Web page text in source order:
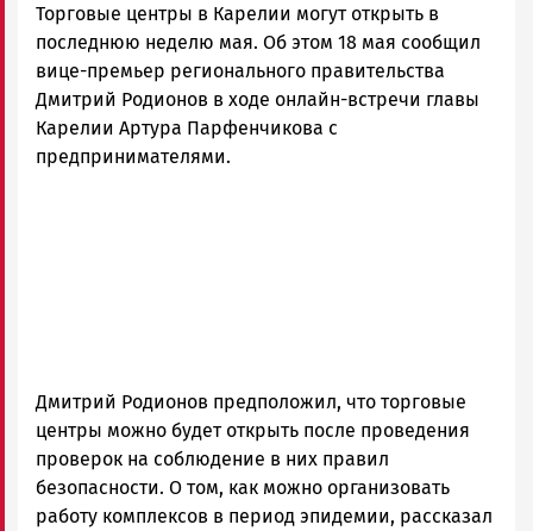
и
Карелии
|
Петрозаводск
ГОВОРИТ
Торговые центры в Карелии могут открыть в
последнюю неделю мая. Об этом 18 мая сообщил
вице-премьер регионального правительства
Дмитрий Родионов в ходе онлайн-встречи главы
Карелии Артура Парфенчикова с
предпринимателями.
Дмитрий Родионов предположил, что торговые
центры можно будет открыть после проведения
проверок на соблюдение в них правил
безопасности. О том, как можно организовать
работу комплексов в период эпидемии, рассказал